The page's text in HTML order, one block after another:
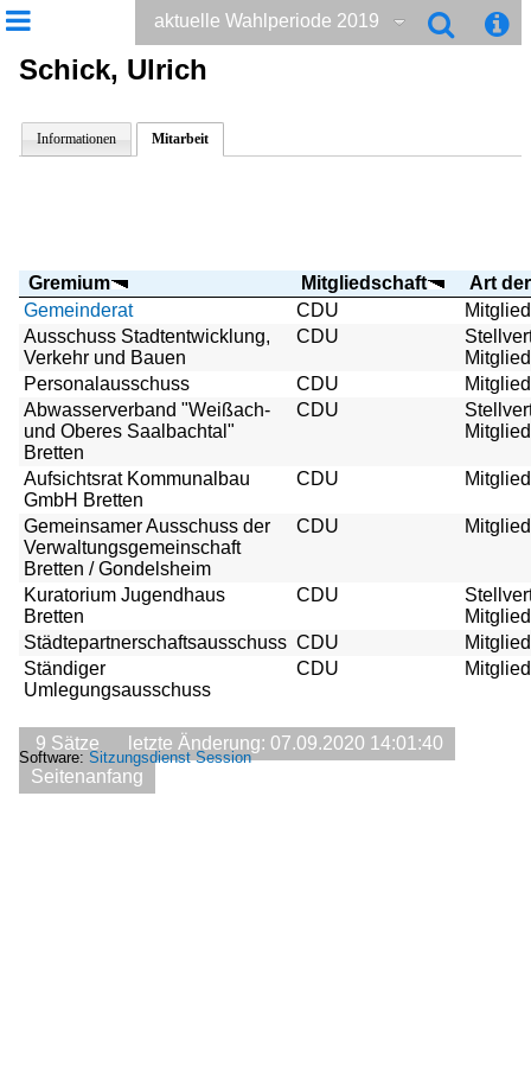
aktuelle Wahlperiode 2019
Schick, Ulrich
Informationen Mitarbeit
Gremium Mitgliedschaft
Art
Gemeinderat
CDU
Mitglied
Ausschuss Stadtentwicklung,
Verkehr und Bauen
CDU
Mitglied
Personalausschuss
CDU
Mitglied
Abwasserverband "Weißach-
und Oberes Saalbachtal"
Bretten
CDU
Mitglied
Aufsichtsrat Kommunalbau
GmbH Bretten
CDU Mitglied
Gemeinsamer Ausschuss der
Verwaltungsgemeinschaft
Bretten / Gondelsheim
CDU Mitglied
Kuratorium Jugendhaus
Bretten
CDU
Mitglied
Städtepartnerschaftsausschuss CDU
Mitglied
Ständiger
Umlegungsausschuss
CDU Mitglied
9 Sätze
letzte Änderung: 07.09.2020 14:01:40
Seitenanfang
Software: Sitzungsdienst Session